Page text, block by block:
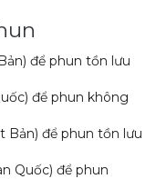
để phun tồn lưu
để phun không
Bản) để phun tồn lưu
Quốc) để phun